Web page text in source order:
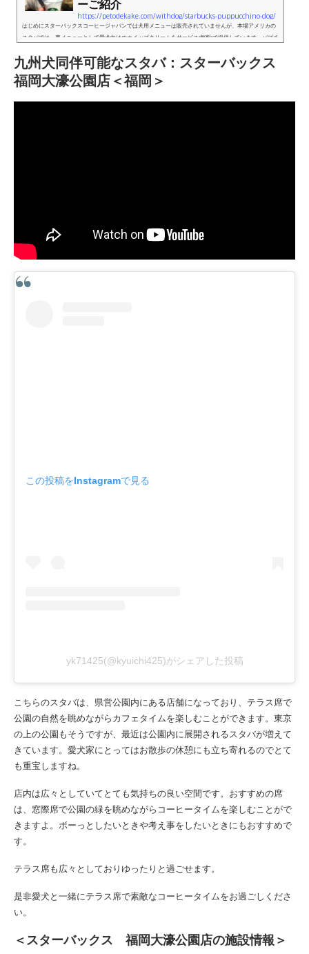
ーご紹介
https://petodekake.com/withdog/starbucks-puppucchino-dog/
はじめにスターバックスコーヒージャパンでは犬用メニューは販売されていませんが、本場アメリカの
スタバでは、裏メニューとして愛犬向けのホイップクリームをサービス(無料)で提供しています。パプチ
九州犬同伴可能なスタバ：スターバックス
福岡大濠公園店＜福岡＞
この投稿をInstagramで見る
yk71425(@kyuichi425)がシェアした投稿
こちらのスタバは、県営公園内にある店舗になっており、テラス席で
公園の自然を眺めながらカフェタイムを楽しむことができます。東京
の上の公園もそうですが、最近は公園内に展開されるスタバが増えて
きています。愛犬家にとってはお散歩の休憩にも立ち寄れるのでとて
も重宝しますね。
店内は広々としていてとても気持ちの良い空間です。おすすめの席
は、窓際席で公園の緑を眺めながらコーヒータイムを楽しむことがで
きますよ。ボーっとしたいときや考え事をしたいときにもおすすめで
す。
テラス席も広々としておりゆったりと過ごせます。
是非愛犬と一緒にテラス席で素敵なコーヒータイムをお過ごしくださ
い。
＜スターバックス 福岡大濠公園店の施設情報＞